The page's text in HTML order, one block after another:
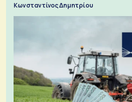
Κωνσταντίνος Δημητρίου